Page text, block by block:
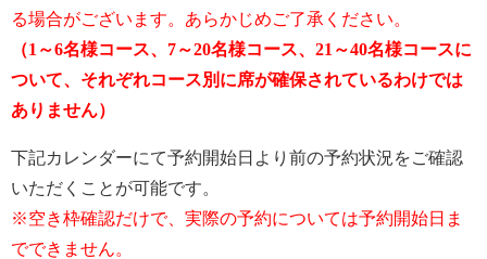
る場合がございます。あらかじめご了承ください。
（1～6名様コース、7～20名様コース、21～40名様コースに
ついて、それぞれコース別に席が確保されているわけでは
ありません）
下記カレンダーにて予約開始日より前の予約状況をご確認
いただくことが可能です。
※空き枠確認だけで、実際の予約については予約開始日ま
でできません。